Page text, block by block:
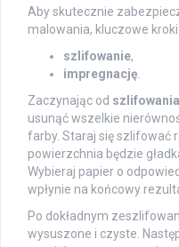
Aby skutecznie
malowania, kluczowe
szlifowanie,
impregnację.
Zaczynając od szlifowania
usunąć wszelkie
farby. Staraj się szlifować
powierzchnia będzie
Wybieraj papier o
wpłynie na końcowy
Po dokładnym
wysuszone i czyste.